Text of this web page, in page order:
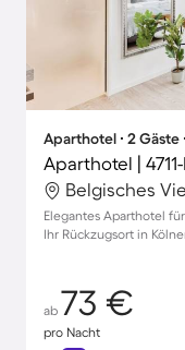
Aparthotel ∙ 2 Gäste
Aparthotel |
Belgisches
Elegantes Aparthotel
Ihr Rückzugsort in
ab 73 €
pro Nacht